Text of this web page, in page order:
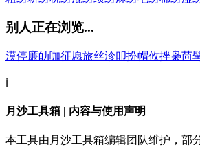
别人正在浏览...
漠停廉劰咖征愿旅丝沴叩扮帽攸挫枭茴
ℹ️
月沙工具箱 | 内容与使用声明
本工具由月沙工具箱编辑团队维护，部